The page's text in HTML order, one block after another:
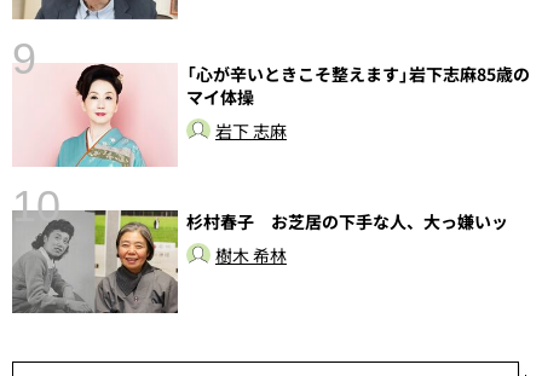
9
「心が辛いときこそ整えます」岩下志麻85歳の
マイ体操
岩下 志麻
10
杉村春子 お芝居の下手な人、大っ嫌いッ
樹木 希林